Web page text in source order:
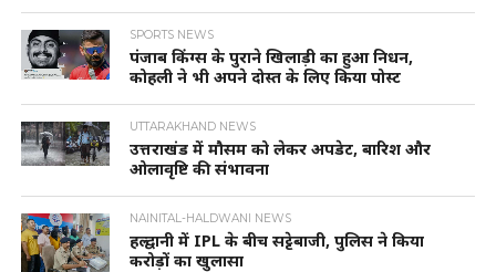
SPORTS NEWS
पंजाब किंग्स के पुराने खिलाड़ी का हुआ निधन,
कोहली ने भी अपने दोस्त के लिए किया पोस्ट
UTTARAKHAND NEWS
उत्तराखंड में मौसम को लेकर अपडेट, बारिश और
ओलावृष्टि की संभावना
NAINITAL-HALDWANI NEWS
हल्द्वानी में IPL के बीच सट्टेबाजी, पुलिस ने किया
करोड़ों का खुलासा